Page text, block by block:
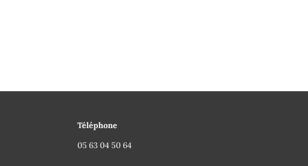
Téléphone
05 63 04 50 64